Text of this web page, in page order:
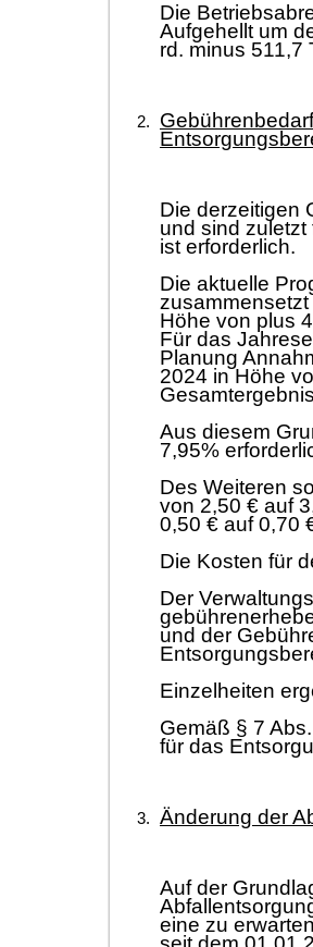
Die
Aufgehellt um
rd. minus 511,7
Die derzeitigen
und sind
ist erforderlich.
Die aktuelle
Höhe von plus
Für das
Planung
2024 in Höhe
Aus diesem
7,95%
Des Weiteren
von 2,50 € auf
0,50 € auf 0,70
Die Kosten für
Der
und der
Einzelheiten
Gemäß § 7
für das
Änderung der
Auf der
eine zu